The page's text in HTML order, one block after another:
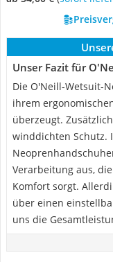
Unser Fazit für
Die O'Neill-Wetsuit-
ihrem
überzeugt.
winddichten Schutz.
Verarbeitung aus,
Komfort sorgt.
über einen
uns die